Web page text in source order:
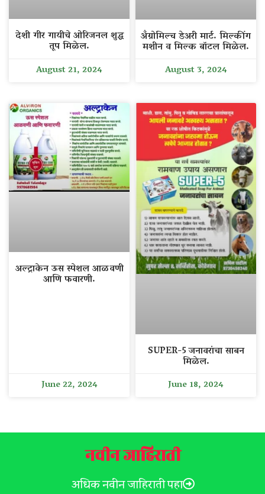
देशी गीर गायीचे ओरिजनल शुद्ध
तूप मिळेल.
August 21, 2024
अँग्रोमिल्च डेअरी मार्ट. मिल्कींग
मशीन व मिल्क बॉटल मिळेल.
August 3, 2024
अल्ट्राकेन ऊस स्पेशल आळवणी
आणि फवारणी.
June 22, 2024
SUPER-5 जनावरांचा साबन
मिळेल.
June 18, 2024
नवीन जाहिराती
अधिक नवीन जाहिराती पहा